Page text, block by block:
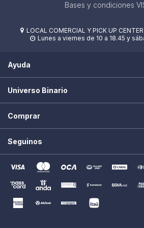
Bases y condiciones
 LOCAL COMERCIAL Y PICK UP
 Lunes a viernes de 10 a 18.45 y
Ayuda
Universo Binario
Comprar
Seguinos